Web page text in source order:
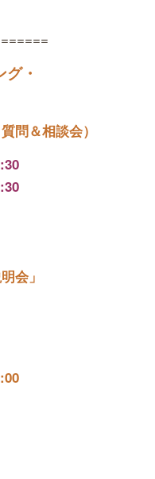
・
問＆相談会）
会」